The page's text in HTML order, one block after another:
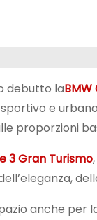
debutto la
e
proporzioni
3 Gran Turismo
anche per